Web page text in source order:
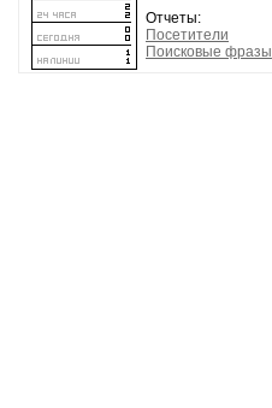
Отчеты:
Посетители
Поисковые фразы